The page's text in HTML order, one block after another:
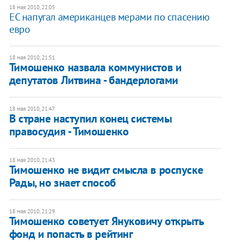
18 мая 2010, 22:05
ЕС напугал американцев мерами по спасению
евро
18 мая 2010, 21:51
Тимошенко назвала коммунистов и
депутатов Литвина - бандерлогами
18 мая 2010, 21:47
В стране наступил конец системы
правосудия - Тимошенко
18 мая 2010, 21:43
Тимошенко не видит смысла в роспуске
Рады, но знает способ
18 мая 2010, 21:29
Тимошенко советует Януковичу открыть
фонд и попасть в рейтинг